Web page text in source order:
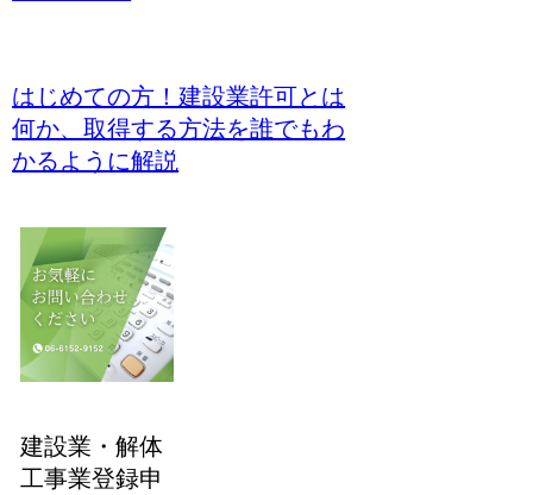
はじめての方！建設業許可とは
何か、取得する方法を誰でもわ
かるように解説
建設業・解体
工事業登録申